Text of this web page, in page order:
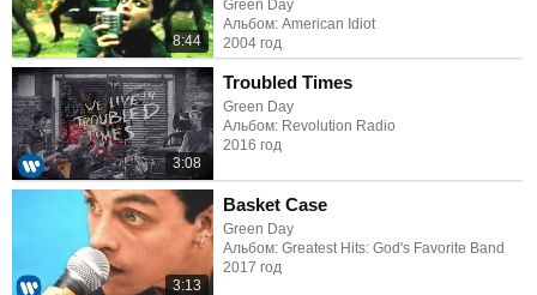
8:44
Green Day
Альбом: American Idiot
2004 год
3:08
Troubled Times
Green Day
Альбом: Revolution Radio
2016 год
3:13
Basket Case
Green Day
Альбом: Greatest Hits: God's Favorite Band
2017 год